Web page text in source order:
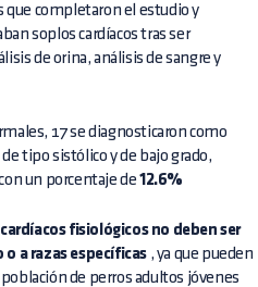
que completaron el estudio y
soplos cardíacos tras ser
de orina, análisis de sangre y
17 se diagnosticaron como
tipo sistólico y de bajo grado,
un porcentaje de12.6%
cardíacos fisiológicos no deben ser
a razas específicas , ya que pueden
de perros adultos jóvenes